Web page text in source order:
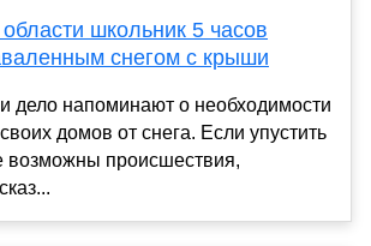
школьник 5 часов
снегом с крыши
дело напоминают о необходимости
домов от снега. Если упустить
возможны происшествия,